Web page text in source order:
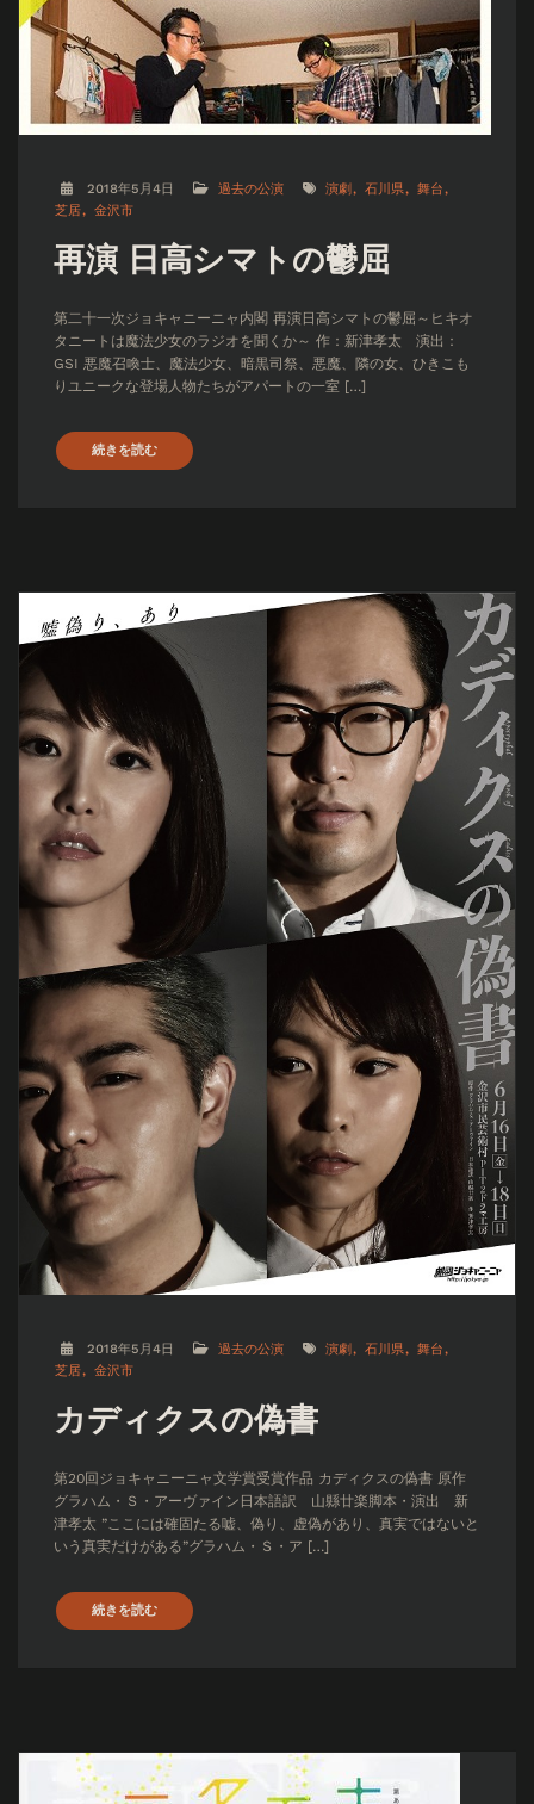
2018年5月4日 過去の公演 演劇 石川県
舞台
芝居
金沢市
再演 日高シマトの鬱屈
第二十一次ジョキャニーニャ内閣 再演日高シマトの鬱屈～ヒキオ
タニートは魔法少女のラジオを聞くか～ 作：新津孝太 演出：
GSI 悪魔召喚士、魔法少女、暗黒司祭、悪魔、隣の女、ひきこも
りユニークな登場人物たちがアパートの一室 […]
続きを読む
2018年5月4日 過去の公演 演劇 石川県
舞台
芝居
金沢市
カディクスの偽書
第20回ジョキャニーニャ文学賞受賞作品 カディクスの偽書 原作
グラハム・Ｓ・アーヴァイン日本語訳 山縣廿楽脚本・演出 新
津孝太 ”ここには確固たる嘘、偽り、虚偽があり、真実ではないと
いう真実だけがある”グラハム・Ｓ・ア […]
続きを読む